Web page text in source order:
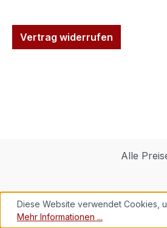
Vertrag widerrufen
Alle
Diese Website verwendet Cookies,
Mehr Informationen ...